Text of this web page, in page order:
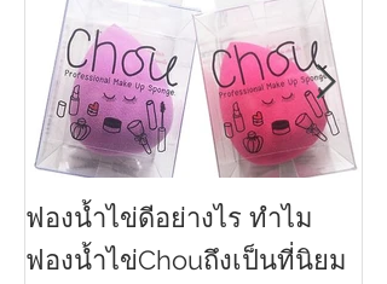
ฟองน้ำไข่ดีอย่างไร ทำไม
ฟองน้ำไข่Chouถึงเป็นที่นิยม